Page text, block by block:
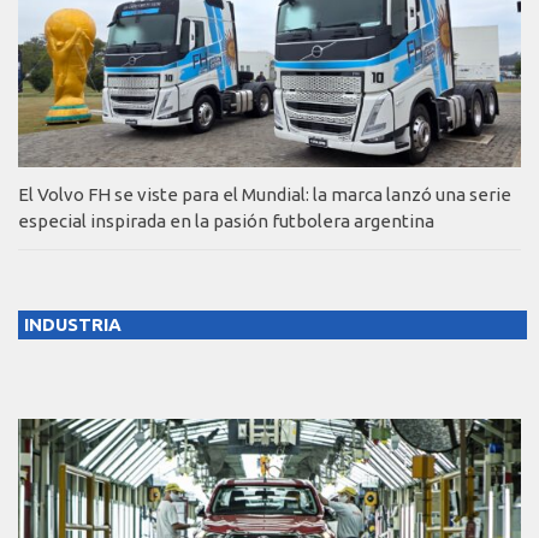
El Volvo FH se viste para el Mundial: la marca lanzó una serie
especial inspirada en la pasión futbolera argentina
INDUSTRIA